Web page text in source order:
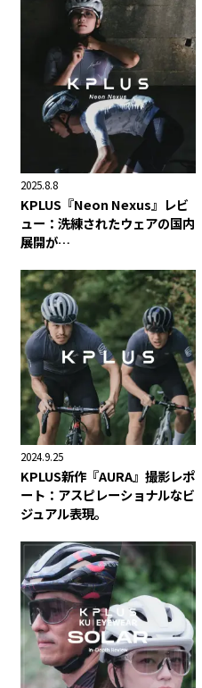
2025.8.8
KPLUS『Neon Nexus』レビ
ュー：洗練されたウェアの国内
展開が…
2024.9.25
KPLUS新作『AURA』撮影レポ
ート：アスピレーショナルなビ
ジュアル表現。